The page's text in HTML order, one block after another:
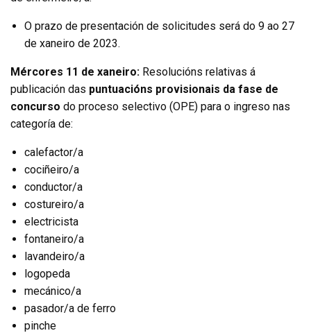
O prazo de presentación de solicitudes será do 9 ao 27
de xaneiro de 2023.
Mércores 11 de xaneiro: Resolucións relativas á
publicación das puntuacións provisionais da fase de
concurso do proceso selectivo (OPE) para o ingreso nas
categoría de:
calefactor/a
cociñeiro/a
conductor/a
costureiro/a
electricista
fontaneiro/a
lavandeiro/a
logopeda
mecánico/a
pasador/a de ferro
pinche